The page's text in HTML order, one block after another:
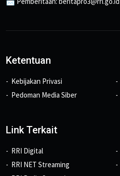
Ketentuan
Kebijakan Privasi
Pedoman Media Siber
Link Terkait
RRI Digital
RRI NET Streaming